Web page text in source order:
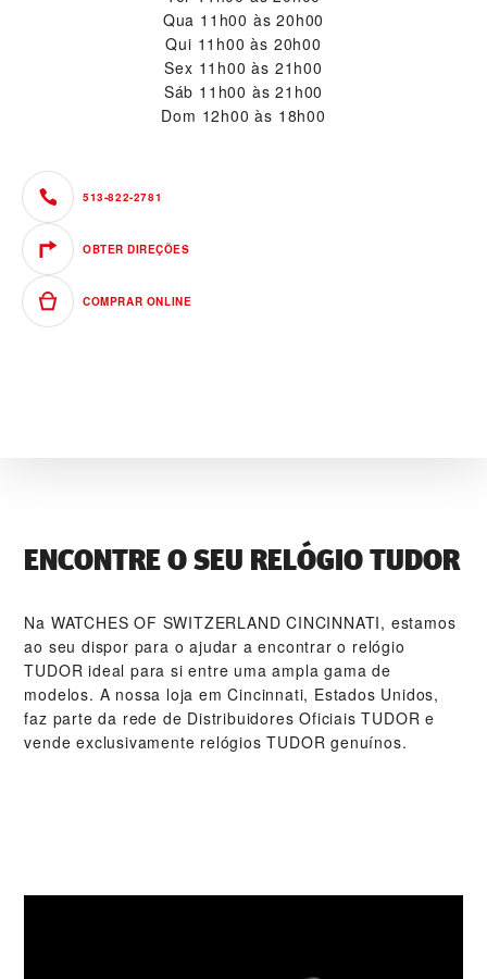
Qua 11h00 às 20h00
Qui 11h00 às 20h00
Sex 11h00 às 21h00
Sáb 11h00 às 21h00
Dom 12h00 às 18h00
513-822-2781
OBTER DIREÇÕES
COMPRAR ONLINE
ENCONTRE O SEU RELÓGIO TUDOR
Na ‭WATCHES OF SWITZERLAND CINCINNATI‬, estamos
ao seu dispor para o ajudar a encontrar o relógio
TUDOR ideal para si entre uma ampla gama de
modelos. A nossa loja em Cincinnati, Estados Unidos,
faz parte da rede de Distribuidores Oficiais TUDOR e
vende exclusivamente relógios TUDOR genuínos.